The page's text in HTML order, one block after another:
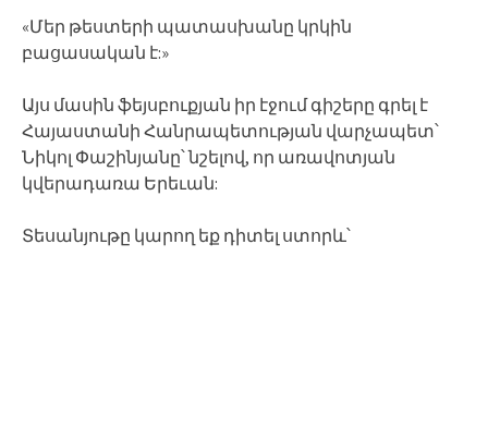
«Մեր թեստերի պատասխանը կրկին
բացասական է:»
Այս մասին ֆեյսբուքյան իր էջում գիշերը գրել է
Հայաստանի Հանրապետության վարչապետ՝
Նիկոլ Փաշինյանը՝ նշելով, որ առավոտյան
կվերադառա Երեւան:
Տեսանյութը կարող եք դիտել ստորև՝